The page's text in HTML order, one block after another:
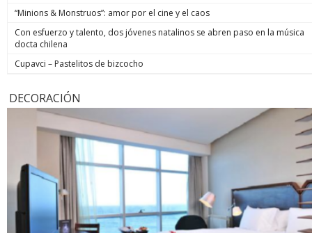
“Minions & Monstruos”: amor por el cine y el caos
Con esfuerzo y talento, dos jóvenes natalinos se abren paso en la música
docta chilena
Cupavci – Pastelitos de bizcocho
DECORACIÓN